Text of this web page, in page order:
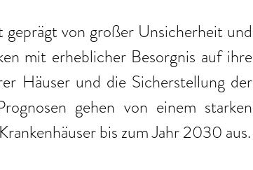
von großer Unsicherheit und
mit erheblicher Besorgnis auf ihre
Häuser und die Sicherstellung der
gehen von einem starken
bis zum Jahr 2030 aus.